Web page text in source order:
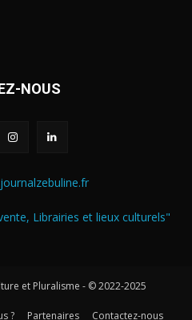
NOUS
Librairies et lieux culturels"
et Pluralisme - © 2022-2025
? Partenaires Contactez-nous